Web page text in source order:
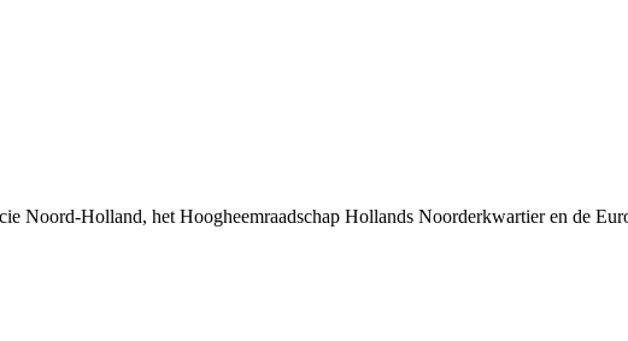
Noord-Holland, het Hoogheemraadschap Hollands Noorderkwartier en de